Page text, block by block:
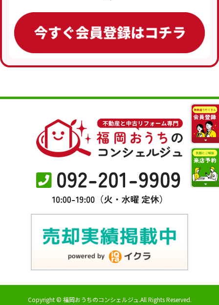
Copyright © 福岡おうちのコンシェルジュ.All Rights Reserved.